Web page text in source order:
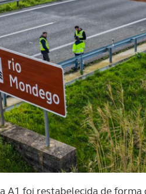
A1 foi restabelecida de forma